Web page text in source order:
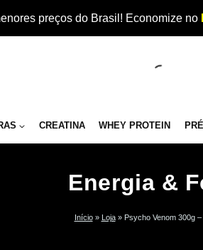
preços do Brasil! Economize no
CREATINA WHEY PROTEIN
Energia &
Início» Loja» Psycho Venom 300g